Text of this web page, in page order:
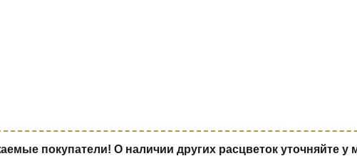
покупатели! О наличии других расцветок уточняйте у